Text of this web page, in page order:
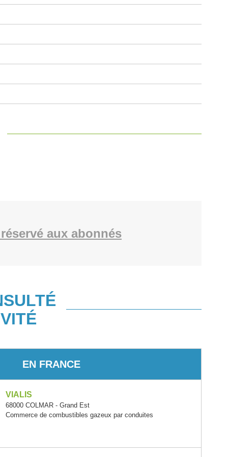
aux abonnés
EN FRANCE
VIALIS
68000 COLMAR - Grand Est
Commerce de combustibles gazeux par conduites